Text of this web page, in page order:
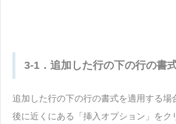
3-1．追加した行の下の行の書
追加した行の下の行の書式を適用する場
後に近くにある「挿入オプション」をク